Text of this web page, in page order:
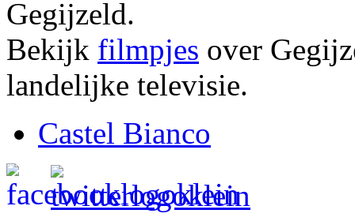
Gegijzeld.
Bekijk filmpjes over
landelijke televisie.
Castel Bianco